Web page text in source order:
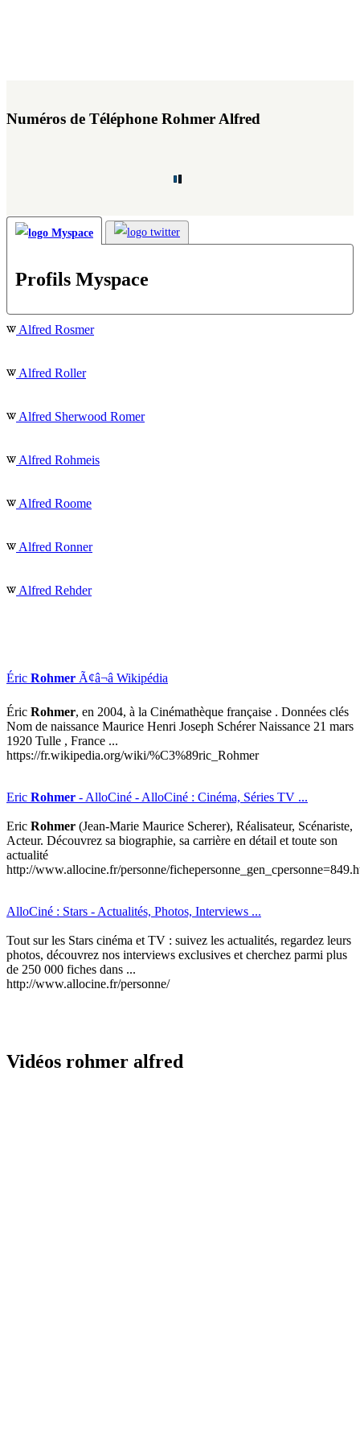
Numéros de Téléphone Rohmer Alfred
Profils Myspace
Alfred Rosmer
Alfred Roller
Alfred Sherwood Romer
Alfred Rohmeis
Alfred Roome
Alfred Ronner
Alfred Rehder
Éric Rohmer Ã¢â¬â Wikipédia
Éric Rohmer, en 2004, à la Cinémathèque française . Données clés
Nom de naissance Maurice Henri Joseph Schérer Naissance 21 mars
1920 Tulle , France ...
https://fr.wikipedia.org/wiki/%C3%89ric_Rohmer
Eric Rohmer - AlloCiné - AlloCiné : Cinéma, Séries TV ...
Eric Rohmer (Jean-Marie Maurice Scherer), Réalisateur, Scénariste,
Acteur. Découvrez sa biographie, sa carrière en détail et toute son
actualité
http://www.allocine.fr/personne/
AlloCiné : Stars - Actualités, Photos, Interviews ...
Tout sur les Stars cinéma et TV : suivez les actualités, regardez leurs
photos, découvrez nos interviews exclusives et cherchez parmi plus
de 250 000 fiches dans ...
http://www.allocine.fr/personne/
Vidéos rohmer alfred